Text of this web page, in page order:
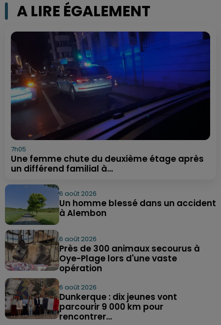
A LIRE ÉGALEMENT
7h05
Une femme chute du deuxième étage après
un différend familial à...
6 août 2026
Un homme blessé dans un accident
à Alembon
6 août 2026
Près de 300 animaux secourus à
Oye-Plage lors d'une vaste
opération
6 août 2026
Dunkerque : dix jeunes vont
parcourir 9 000 km pour
rencontrer...